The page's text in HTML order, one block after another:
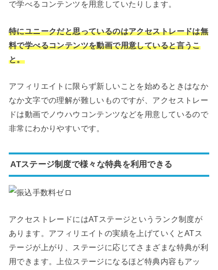
で学べるコンテンツを用意していたりします。
特にユニークだと思っているのはアクセストレードは無
料で学べるコンテンツを動画で用意していると言うこ
と。
アフィリエイトに限らず新しいことを始めるときはなか
なか文字での理解が難しいものですが、アクセストレー
ドは動画でノウハウコンテンツなどを用意しているので
非常にわかりやすいです。
ATステージ制度で様々な特典を利用できる
アクセストレードにはATステージというランク制度が
あります。アフィリエイトの実績を上げていくとATス
テージが上がり、ステージに応じてさまざまな特典が利
用できます。上位ステージになるほど特典内容もアッ